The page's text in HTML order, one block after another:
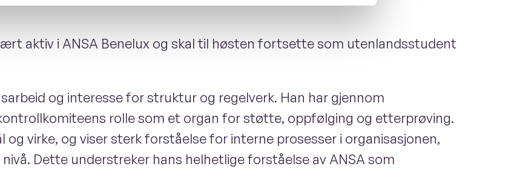
aktiv i ANSA Benelux og skal til høsten fortsette som utenlandsstudent
og interesse for struktur og regelverk. Han har gjennom
rolle som et organ for støtte, oppfølging og etterprøving.
virke, og viser sterk forståelse for interne prosesser i organisasjonen,
Dette understreker hans helhetlige forståelse av ANSA som